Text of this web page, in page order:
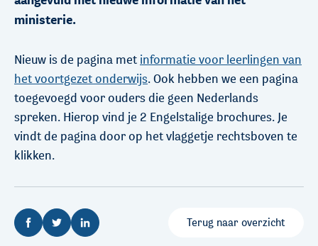
ministerie.
Nieuw is de pagina met informatie voor leerlingen van
het voortgezet onderwijs. Ook hebben we een pagina
toegevoegd voor ouders die geen Nederlands
spreken. Hierop vind je 2 Engelstalige brochures. Je
vindt de pagina door op het vlaggetje rechtsboven te
klikken.
Terug naar overzicht